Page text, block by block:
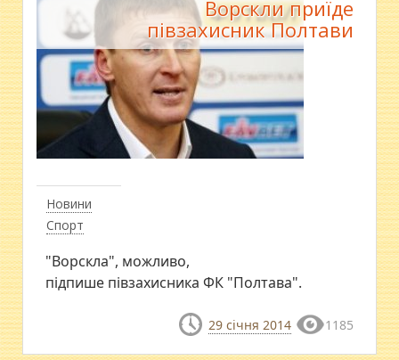
Новини
Спорт
Ворскли приїде
півзахисник Полтави
"Ворскла", можливо,
підпише півзахисника ФК "Полтава".
29 січня 2014 1185